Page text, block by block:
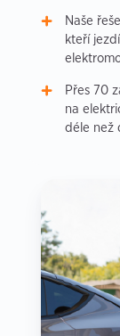
Naše
kteří
Přes 70
na
déle než